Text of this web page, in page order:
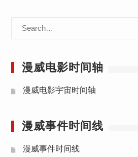
漫威电影时间轴
漫威电影宇宙时间轴
漫威事件时间线
漫威事件时间线